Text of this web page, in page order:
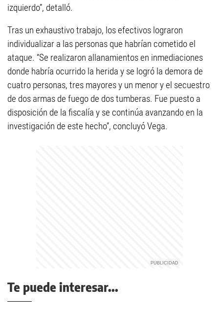
izquierdo”, detalló.
Tras un exhaustivo trabajo, los efectivos lograron
individualizar a las personas que habrían cometido el
ataque. “Se realizaron allanamientos en inmediaciones
donde habría ocurrido la herida y se logró la demora de
cuatro personas, tres mayores y un menor y el secuestro
de dos armas de fuego de dos tumberas. Fue puesto a
disposición de la fiscalía y se continúa avanzando en la
investigación de este hecho”, concluyó Vega.
Te puede interesar...